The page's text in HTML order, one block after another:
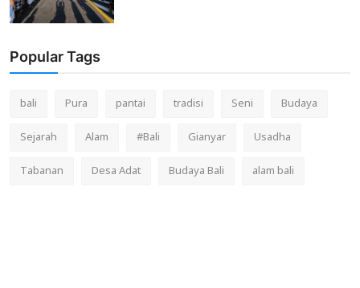
Popular Tags
bali Pura pantai tradisi Seni
Budaya
Sejarah
Alam #Bali Gianyar
Usadha
Tabanan
Desa Adat Budaya Bali alam bali